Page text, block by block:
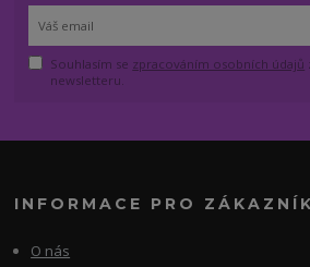
Souhlasím se zpracováním osobních údajů
newsletteru.
INFORMACE PRO
O nás